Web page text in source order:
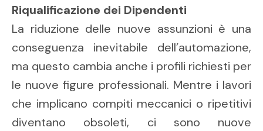
Riqualificazione dei Dipendenti
La riduzione delle nuove assunzioni è una
conseguenza inevitabile dell’automazione,
ma questo cambia anche i profili richiesti per
le nuove figure professionali. Mentre i lavori
che implicano compiti meccanici o ripetitivi
diventano obsoleti, ci sono nuove